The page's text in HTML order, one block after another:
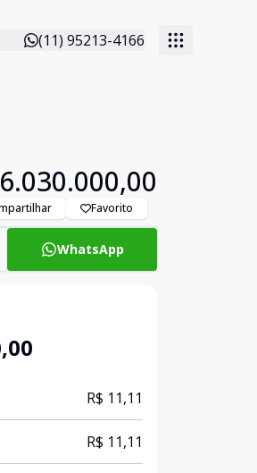
(11) 95213-4166
Favorito
WhatsApp
R$ 11,11
R$ 11,11